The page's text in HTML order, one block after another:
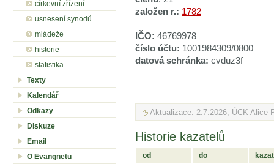
církevní zřízení
usnesení synodů
mládeže
historie
statistika
Texty
Kalendář
Odkazy
Diskuze
Email
O Evangnetu
založen r.: 1782
IČO: 46769978
číslo účtu: 1001984309/0800
datová schránka: cvduz3f
Aktualizace: 2.7.2026, ÚCK Alice
Historie kazatelů
od do